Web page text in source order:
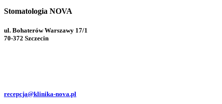
Stomatologia NOVA
ul. Bohaterów Warszawy 17/1
70-372 Szczecin
recepcja@klinika-nova.pl